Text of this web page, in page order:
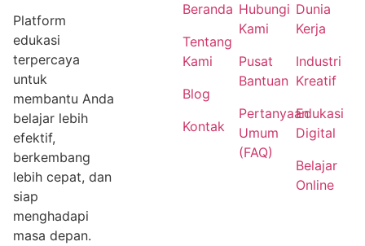
Platform
edukasi
terpercaya
untuk
membantu Anda
belajar lebih
efektif,
berkembang
lebih cepat, dan
siap
menghadapi
masa depan.
Beranda
Tentang
Kami
Blog
Kontak
Hubungi
Kami
Pusat
Bantuan
Pertanyaan
Umum
(FAQ)
Dunia
Kerja
Industri
Kreatif
Edukasi
Digital
Belajar
Online